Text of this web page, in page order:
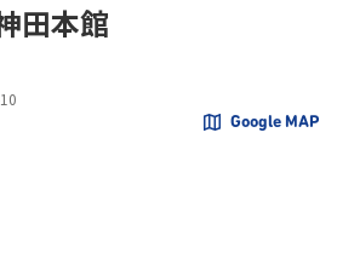
田本館
Google MAP